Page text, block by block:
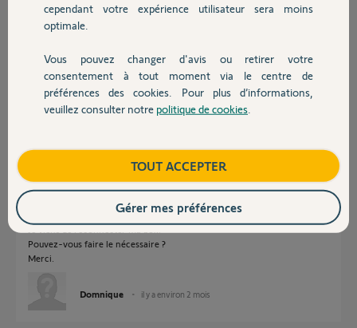
Devis avec un pro
Contact
Réponses
Bonjour Dominique,
Pouvez-vous reconnecter votre kit afin que je puiss agir dessus?
Bonne journée,
Pouvez-vous faire le nécessaire ?
Merci.
Domnique il y a environ 2 mois
cependant votre expérience utilisateur sera moins
optimale.
Vous pouvez changer d'avis ou retirer votre
consentement à tout moment via le centre de
préférences des cookies. Pour plus d’informations,
veuillez consulter notre politique de cookies
TOUT ACCEPTER
Gérer mes préférences